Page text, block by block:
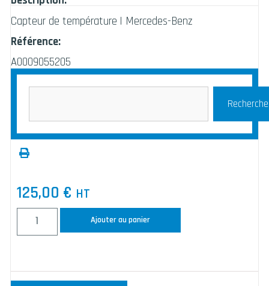
Capteur de température | Mercedes-Benz
Référence:
A0009055205
125,00 € HT
Ajouter au panier